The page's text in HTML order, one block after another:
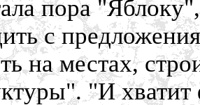
пора
с
на местах,
"И хватит